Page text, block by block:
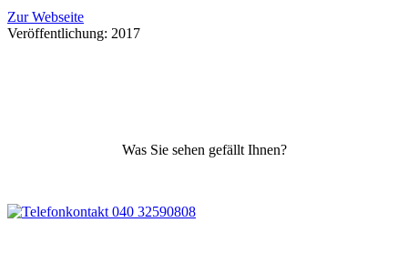
Zur Webseite
Veröffentlichung: 2017
Was Sie sehen gefällt Ihnen?